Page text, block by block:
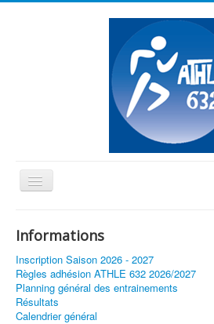
Basculer
la
Vous êtes ici :
Informations
Inscription Saison 2026 - 2027
Règles adhésion ATHLE 632 2026/2027
Planning général des entrainements
Résultats
Calendrier général